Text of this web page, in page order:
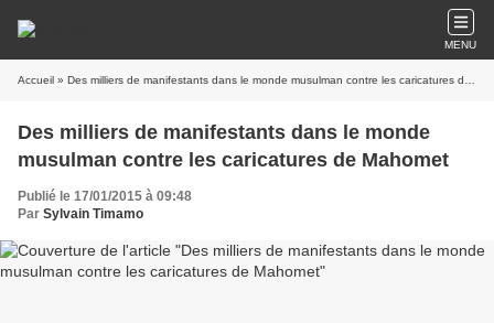
MENU
Accueil » Des milliers de manifestants dans le monde musulman contre les caricatures de Mahomet
Des milliers de manifestants dans le monde
musulman contre les caricatures de Mahomet
Publié le 17/01/2015 à 09:48
Par Sylvain Timamo